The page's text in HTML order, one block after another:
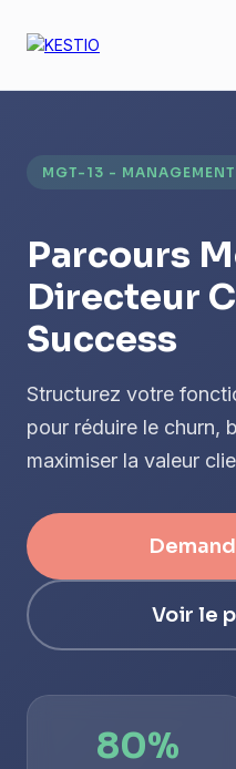
MGT-13 - MANAGEMENT
Parcours
Directeur
Success
Structurez votre
pour réduire le churn,
maximiser la valeur
Voir le
80%